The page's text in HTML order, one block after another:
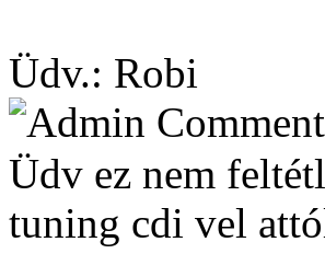
Üdv.: Robi
Üdv ez nem
tuning cdi vel